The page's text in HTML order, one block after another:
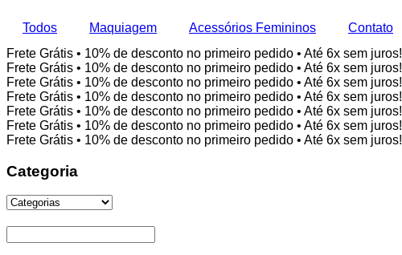
Todos Maquiagem Acessórios Femininos
Contato
Frete Grátis • 10% de desconto no primeiro pedido • Até 6x sem juros!
Frete Grátis • 10% de desconto no primeiro pedido • Até 6x sem juros!
Frete Grátis • 10% de desconto no primeiro pedido • Até 6x sem juros!
Frete Grátis • 10% de desconto no primeiro pedido • Até 6x sem juros!
Frete Grátis • 10% de desconto no primeiro pedido • Até 6x sem juros!
Frete Grátis • 10% de desconto no primeiro pedido • Até 6x sem juros!
Frete Grátis • 10% de desconto no primeiro pedido • Até 6x sem juros!
Categoria